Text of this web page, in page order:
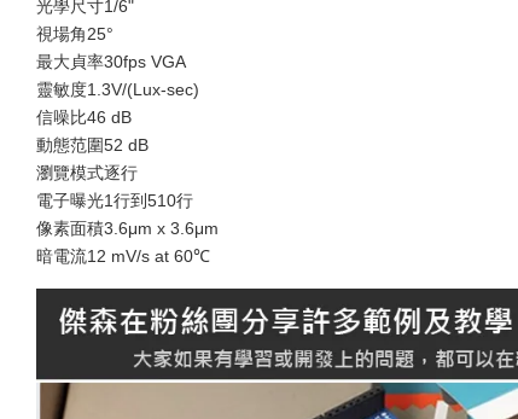
光學尺寸1/6"
視場角25°
最大貞率30fps VGA
靈敏度1.3V/(Lux-sec)
信噪比46 dB
動態范圍52 dB
瀏覽模式逐行
電子曝光1行到510行
像素面積3.6μm x 3.6μm
暗電流12 mV/s at 60℃